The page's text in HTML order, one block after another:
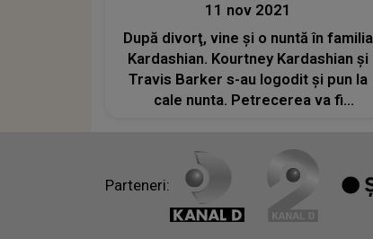
11 nov 2021
După divorţ, vine şi o nuntă în familia
Kardashian. Kourtney Kardashian și
Travis Barker s-au logodit și pun la
cale nunta. Petrecerea va fi
Parteneri: